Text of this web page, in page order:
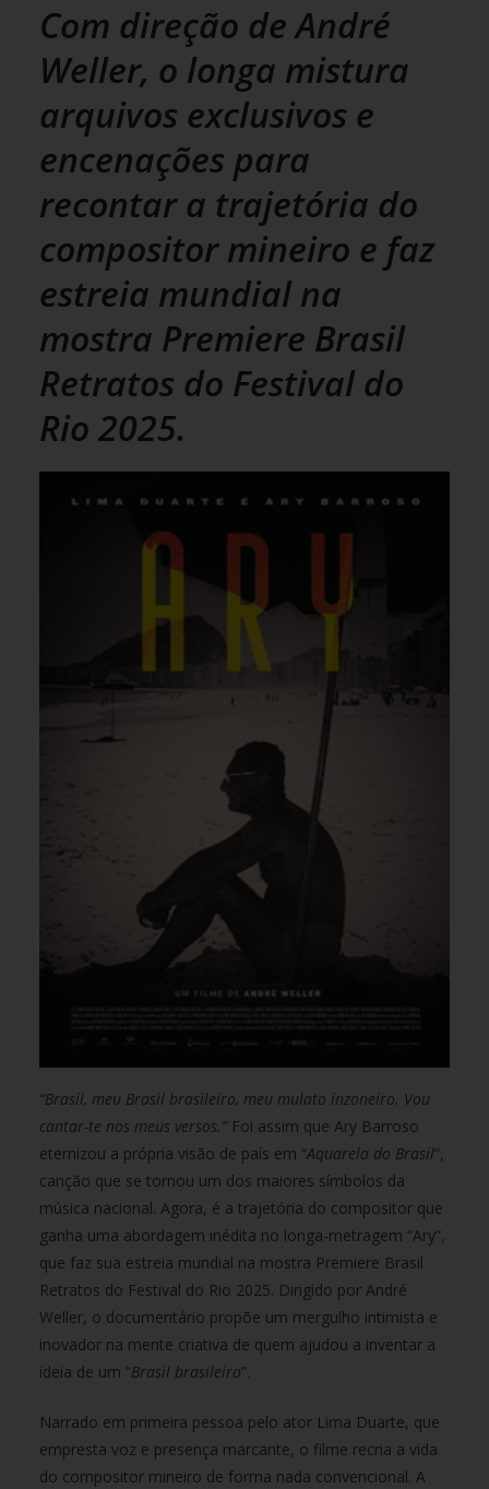
Com direção de André
Weller, o longa mistura
arquivos exclusivos e
encenações para
recontar a trajetória do
compositor mineiro e faz
estreia mundial na
mostra Premiere Brasil
Retratos do Festival do
Rio 2025.
“Brasil, meu Brasil brasileiro, meu mulato inzoneiro. Vou
cantar-te nos meus versos.”Foi assim que Ary Barroso
eternizou a própria visão de país em “Aquarela do Brasil“,
canção que se tornou um dos maiores símbolos da
música nacional. Agora, é a trajetória do compositor que
ganha uma abordagem inédita no longa-metragem “Ary”,
que faz sua estreia mundial na mostra Premiere Brasil
Retratos do Festival do Rio 2025. Dirigido por André
Weller, o documentário propõe um mergulho intimista e
inovador na mente criativa de quem ajudou a inventar a
ideia de um “Brasil brasileiro”.
Narrado em primeira pessoa pelo ator Lima Duarte, que
empresta voz e presença marcante, o filme recria a vida
do compositor mineiro de forma nada convencional. A